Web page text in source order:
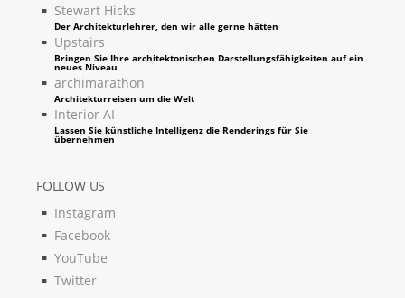
Stewart Hicks
Der Architekturlehrer, den wir alle gerne hätten
Upstairs
Bringen Sie Ihre architektonischen Darstellungsfähigkeiten auf ein
neues Niveau
archimarathon
Architekturreisen um die Welt
Interior AI
Lassen Sie künstliche Intelligenz die Renderings für Sie
übernehmen
FOLLOW US
Instagram
Facebook
YouTube
Twitter